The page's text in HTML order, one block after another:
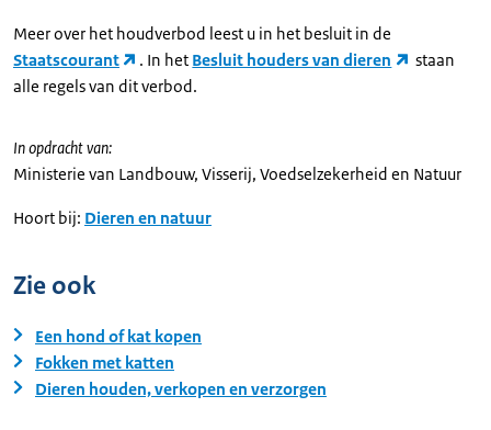
Meer over het houdverbod leest u in het besluit in de
Staatscourant
. In het Besluit houders van dieren
staan
alle regels van dit verbod.
In opdracht van:
Ministerie van Landbouw, Visserij, Voedselzekerheid en Natuur
Hoort bij: Dieren en natuur
Zie ook
Een hond of kat kopen
Fokken met katten
Dieren houden, verkopen en verzorgen